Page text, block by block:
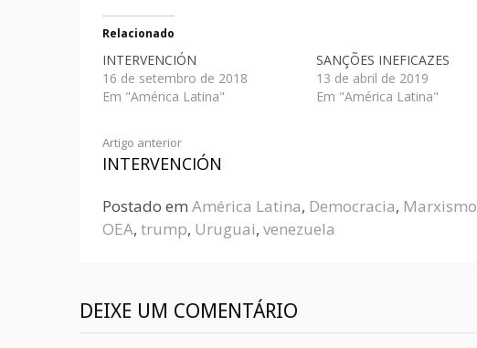
Relacionado
INTERVENCIÓN
16 de setembro de 2018
Em "América Latina"
SANÇÕES INEFICAZES
13 de abril de 2019
Em "América Latina"
Artigo anterior
INTERVENCIÓN
Postado em América Latina, Democracia, Marxismo
OEA, trump, Uruguai, venezuela
DEIXE UM COMENTÁRIO